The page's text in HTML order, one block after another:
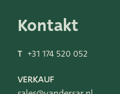
Kontakt
T +31 174 520 052
VERKAUF